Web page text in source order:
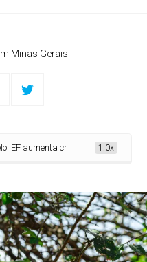
Minas Gerais
aumenta chances de reintrodução
1.0x